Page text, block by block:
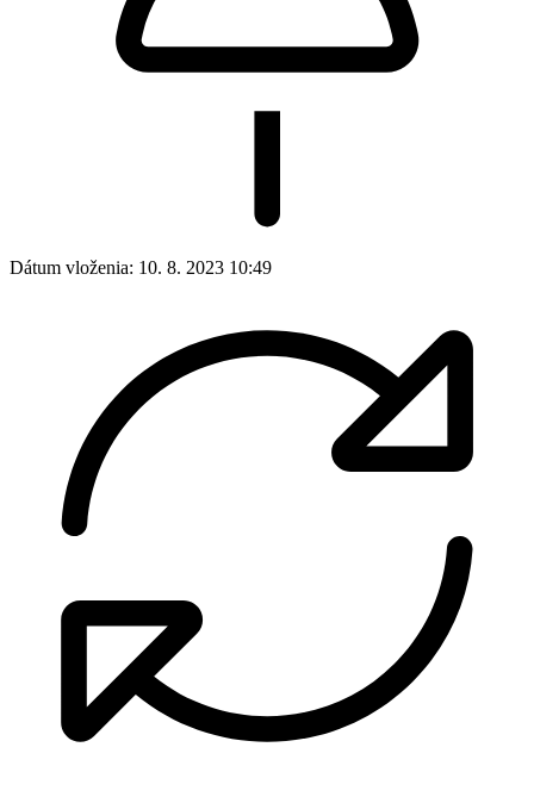
Dátum vloženia: 10. 8. 2023 10:49